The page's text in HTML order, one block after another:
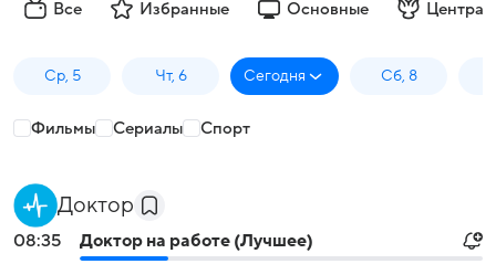
Все Избранные Основные
Ср, 5 Чт, 6 Сегодня Сб, 8
Фильмы Сериалы Спорт
Доктор
08:35
Доктор на работе (Лучшее)